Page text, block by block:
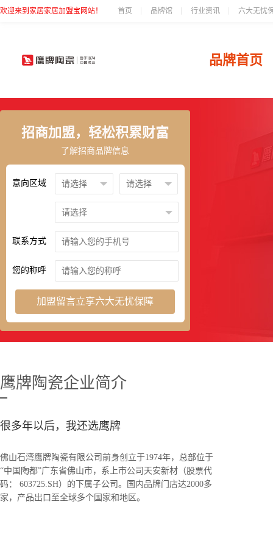
欢迎来到家居家居加盟宝网站！ 首页 品牌馆 行业资讯 六大无忧
品牌首页
招商加盟，轻松积累财富
了解招商品牌信息
意向区域
联系方式
您的称呼
加盟留言立享六大无忧保障
鹰牌陶瓷企业简介
很多年以后，我还选鹰牌
​佛山石湾鹰牌陶瓷有限公司前身创立于1974年，总部位于
“中国陶都”广东省佛山市，系上市公司天安新材（股票代
码： 603725.SH）的下属子公司。国内品牌门店达2000多
家，产品出口至全球多个国家和地区。